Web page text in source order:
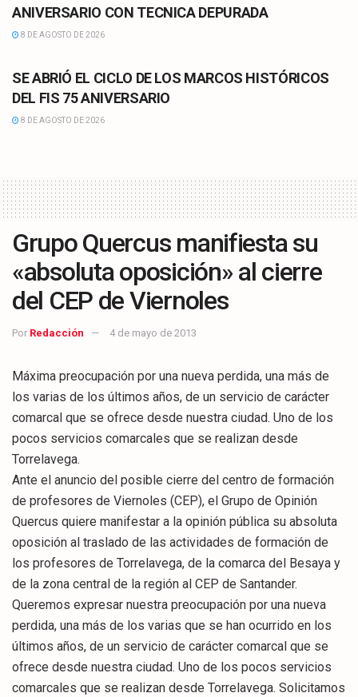
ANIVERSARIO CON TECNICA DEPURADA
8 DE AGOSTO DE 2026
SE ABRIÓ EL CICLO DE LOS MARCOS HISTÓRICOS
DEL FIS 75 ANIVERSARIO
8 DE AGOSTO DE 2026
Grupo Quercus manifiesta su
«absoluta oposición» al cierre
del CEP de Viernoles
Por Redacción 4 de mayo de 2013
Máxima preocupación por una nueva perdida, una más de
los varias de los últimos años, de un servicio de carácter
comarcal que se ofrece desde nuestra ciudad. Uno de los
pocos servicios comarcales que se realizan desde
Torrelavega.
Ante el anuncio del posible cierre del centro de formación
de profesores de Viernoles (CEP), el Grupo de Opinión
Quercus quiere manifestar a la opinión pública su absoluta
oposición al traslado de las actividades de formación de
los profesores de Torrelavega, de la comarca del Besaya y
de la zona central de la región al CEP de Santander.
Queremos expresar nuestra preocupación por una nueva
perdida, una más de los varias que se han ocurrido en los
últimos años, de un servicio de carácter comarcal que se
ofrece desde nuestra ciudad. Uno de los pocos servicios
comarcales que se realizan desde Torrelavega. Solicitamos